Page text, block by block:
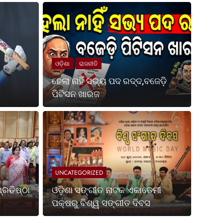
ପ୍ରତିଷ୍ଠା
ହେଉଛି ଭାରତର ସର୍ବଶ୍ରେଷ୍ଠ ଶକ୍ତି ଏବଂ ସ୍ଥିରତା ଓ
ଓଡ଼ିଶା ରାଜନୀତି
ହେଲା ନାହିଁ ସଭ୍ୟ ପଦ ରଦ୍ଦ,ବଜେଡ଼ି
ପିଟିସନ ଖାରଜ
UNCATEGORIZED
ଓଡ଼ିଶା ସଙ୍ଗୀତ ନାଟକ ଏକାଡେମୀ
ପକ୍ଷରୁ ବିଶ୍ୱ ସଙ୍ଗୀତ ଦିବସ